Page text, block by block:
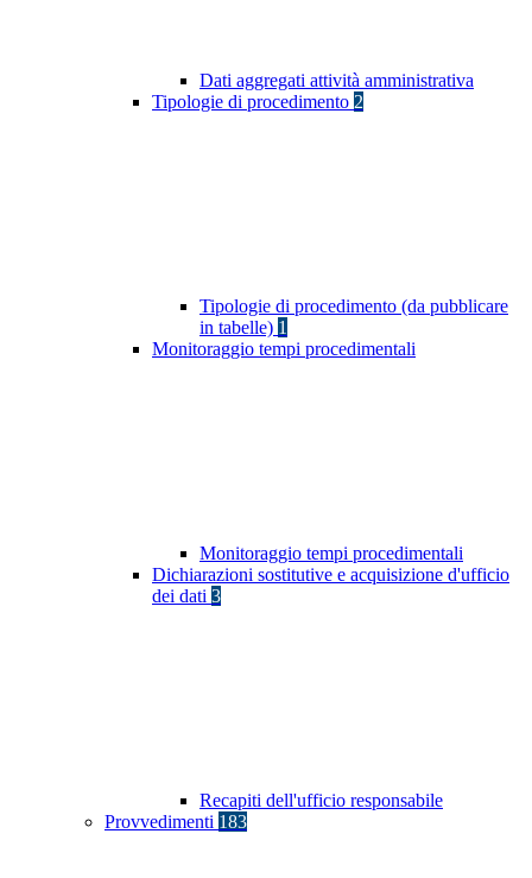
Dati aggregati attività amministrativa
Tipologie di procedimento 2
Tipologie di procedimento (da pubblicare
in tabelle) 1
Monitoraggio tempi procedimentali
Monitoraggio tempi procedimentali
Dichiarazioni sostitutive e acquisizione d'ufficio
dei dati 3
Recapiti dell'ufficio responsabile
Provvedimenti 183